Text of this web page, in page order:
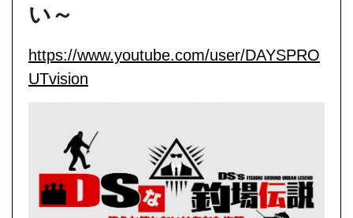
い～
https://www.youtube.com/user/DAYSPRO
UTvision